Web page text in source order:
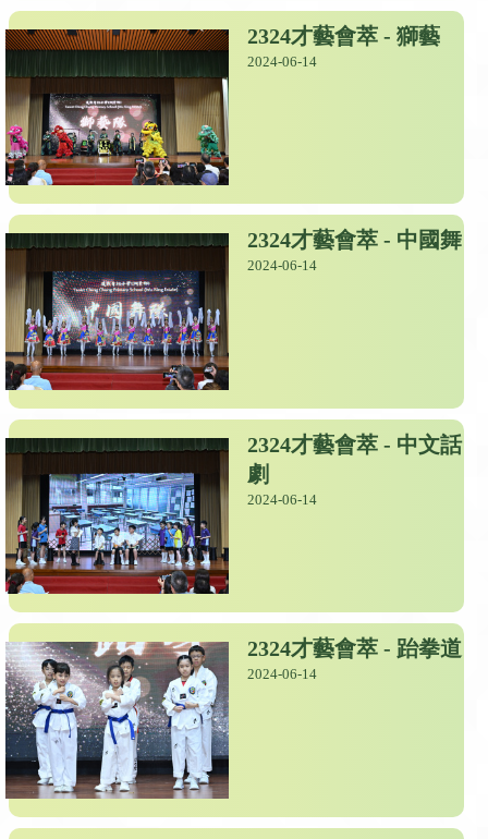
2324才藝會萃 - 獅藝
2024-06-14
2324才藝會萃 - 中國舞
2024-06-14
2324才藝會萃 - 中文話
劇
2024-06-14
2324才藝會萃 - 跆拳道
2024-06-14